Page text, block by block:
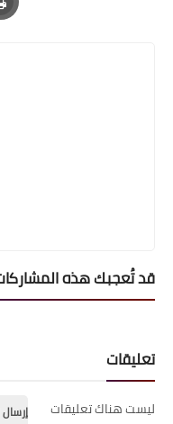
قد تُعجبك هذه
تعليقات
ليست هناك تعليقات